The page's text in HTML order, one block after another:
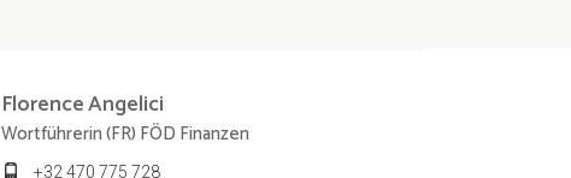
FlorenceAngelici
Wortführerin (FR) FÖD Finanzen
+32 470 775 728